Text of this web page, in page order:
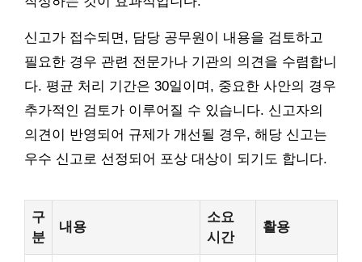
신고가 접수되면, 담당 공무원이 내용을 검토하고
필요한 경우 관련 전문가나 기관의 의견을 수렴합니
다. 평균 처리 기간은 30일이며, 중요한 사안의 경우
추가적인 검토가 이루어질 수 있습니다. 신고자의
의견이 반영되어 규제가 개선될 경우, 해당 신고는
우수 신고로 선정되어 포상 대상이 되기도 합니다.
구
분
내용
소요
시간
활용